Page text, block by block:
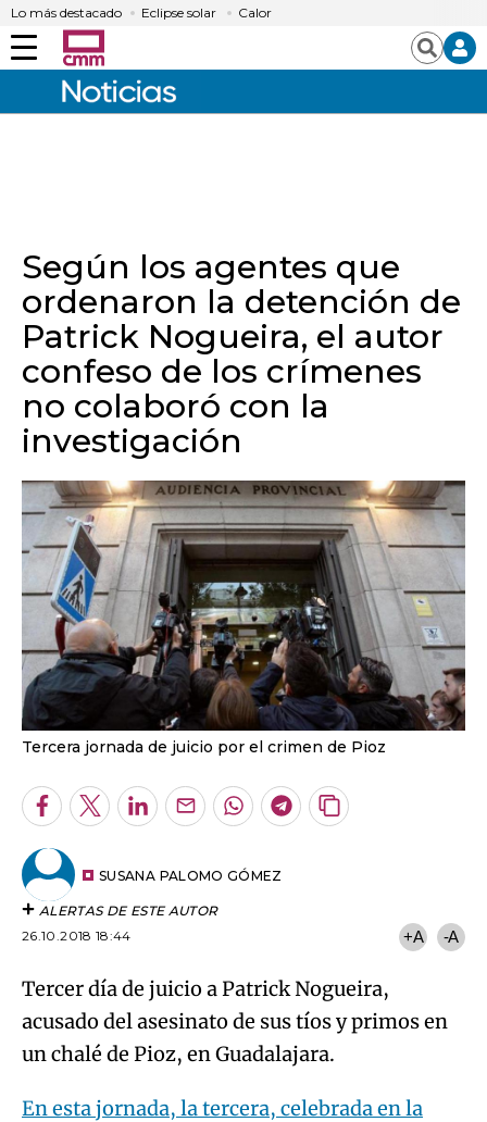
Lo más destacado Eclipse solar Calor
Menú Buscar
Según los agentes que
ordenaron la detención de
Patrick Nogueira, el autor
confeso de los crímenes
no colaboró con la
investigación
Tercera jornada de juicio por el crimen de Pioz
Facebook
TwitterLinkedInEnviarWhatsapp
Telegram
Copiar
SUSANA PALOMO GÓMEZ
ALERTAS DE ESTE AUTOR
26.10.2018 18:44
+A -A
Tercer día de juicio a Patrick Nogueira,
acusado del asesinato de sus tíos y primos en
un chalé de Pioz, en Guadalajara.
En esta jornada, la tercera, celebrada en la